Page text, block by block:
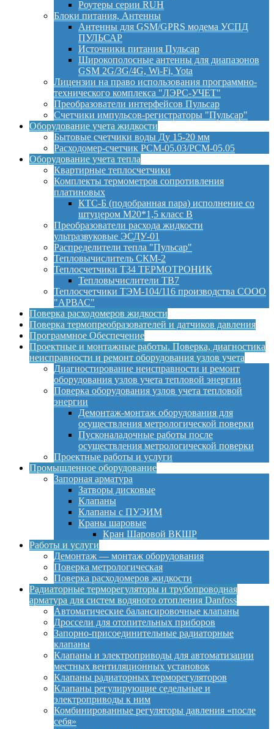
Роутеры серии RUH
Блоки питания, Антенны
Антенны для GSM/GPRS модема УСПД
ПУЛЬСАР
Источники питания Пульсар
Широкополосные антенны для диапазонов
GSM 2G/3G/4G, Wi-Fi, Yota
Лицензии на право использования программно-
технического комплекса "ЛЭРС-УЧЕТ"
Преобразователи интерфейсов Пульсар
Счетчики импульсов-регистраторы "Пульсар"
Оборудование учета жидкости
Бытовые счетчики воды Ду 15-20 мм
Расходомер-счетчик РСМ-05.03/РСМ-05.05
Оборудование учета тепла
Квартирные теплосчетчики
Комплекты термометров сопротивления
платиновых
КТС-Б (подобранная пара) исполнение со
штуцером М20*1,5 класс B
Преобразователи расхода жидкости
ультразвуковые ЭСДУ-01
Распределители тепла "Пульсар"
Тепловычислитель СКМ-2
Теплосчетчики Т34 ТЕРМОТРОНИК
Тепловычислители ТВ7
Теплосчетчики ТЭМ-104/116 производства СООО
"АРВАС"
Поверка расходомеров жидкости
Поверка термопреобразователей и датчиков давления
Программное Обеспечение
Проектные и монтажные работы. Поверка, диагностика
неисправности и ремонт оборудования узлов учета
Диагностирование неисправности и ремонт
оборудования узлов учета тепловой энергии
Поверка оборудования узлов учета тепловой
энергии
Демонтаж-монтаж оборудования для
осуществления метрологической поверки
Пусконаладочные работы после
осуществления метрологической поверки
Проектные работы и услуги
Промышленное оборудование
Запорная арматура
Затворы дисковые
Клапаны
Клапаны с ПУЭИМ
Краны шаровые
Кран Шаровой ВКШР
Работы и услуги
Демонтаж — монтаж оборудования
Поверка метрологическая
Поверка расходомеров жидкости
Радиаторные терморегуляторы и трубопроводная
арматура для систем водяного отопления Danfoss
Автоматические балансировочные клапаны
Дроссели для отопительных приборов
Запорно-присоединительные радиаторные
клапаны
Клапаны и электроприводы для автоматизации
местных вентиляционных установок
Клапаны радиаторных терморегуляторов
Клапаны регулирующие седельные и
электроприводы к ним
Комбинированные регуляторы давления «после
себя»